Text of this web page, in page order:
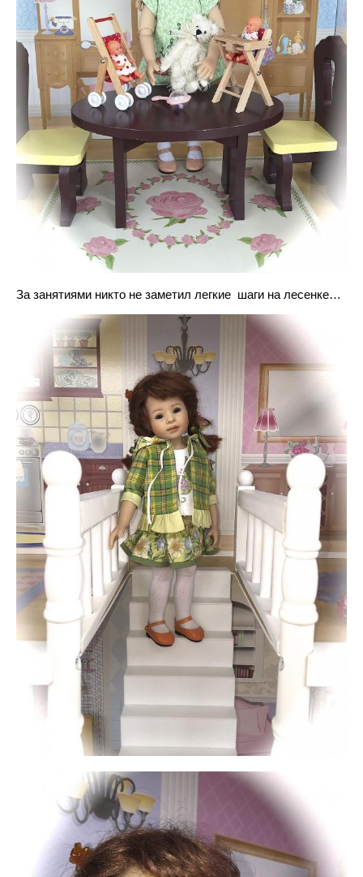
За занятиями никто не заметил легкие шаги на лесенке…